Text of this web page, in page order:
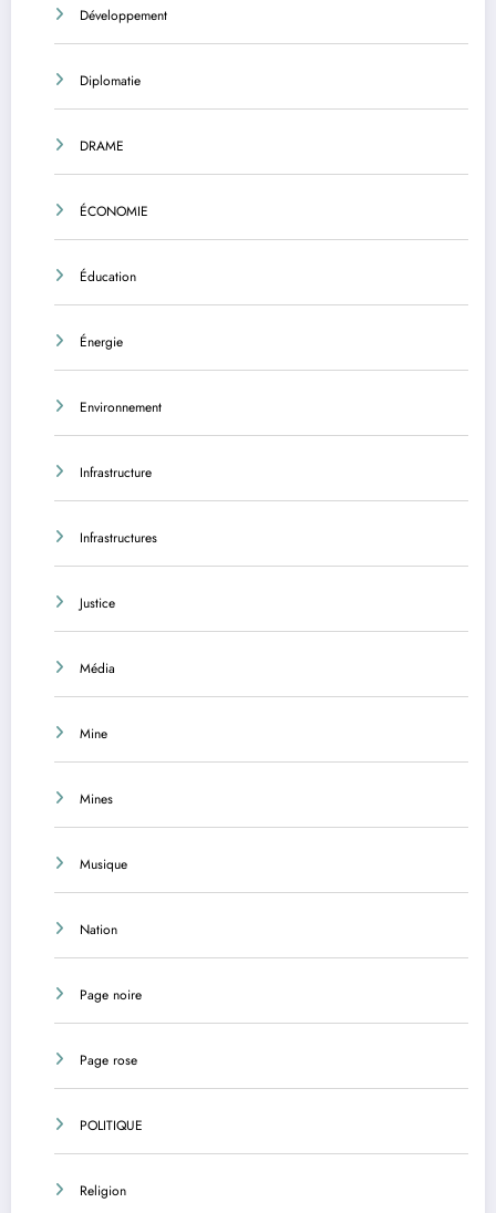
Développement
Diplomatie
DRAME
ÉCONOMIE
Éducation
Énergie
Environnement
Infrastructure
Infrastructures
Justice
Média
Mine
Mines
Musique
Nation
Page noire
Page rose
POLITIQUE
Religion